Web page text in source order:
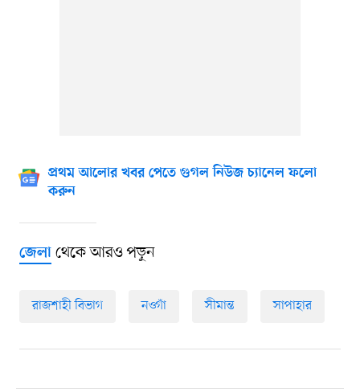
প্রথম আলোর খবর পেতে গুগল নিউজ চ্যানেল ফলো
করুন
জেলাথেকে আরও পড়ুন
রাজশাহী বিভাগ নওগাঁ সীমান্ত সাপাহার